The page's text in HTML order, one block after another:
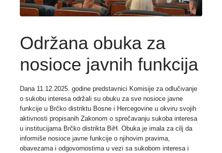
Održana obuka za
nosioce javnih funkcija
Dana 11.12.2025. godine predstavnici Komisije za odlučivanje
o sukobu interesa održali su obuku za sve nosioce javne
funkcije u Brčko distriktu Bosne i Hercegovine u okviru svojih
aktivnosti propisanih Zakonom o sprečavanju sukoba interesa
u institucijama Brčko distrikta BiH. Obuka je imala za cilj da
informiše nosioce javne funkcije o njihovim pravima,
obavezama i odgovornostima u vezi sa sukobom interesa i